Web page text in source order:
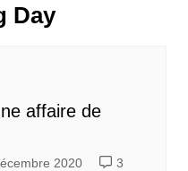
Day
affaire de
2020 3